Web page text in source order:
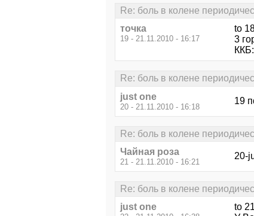
Re: боль в колене
точка
19 - 21.11.2010 - 16:17
to
3
Re: боль в колене
just one
20 - 21.11.2010 - 16:18
19
Re: боль в колене
Чайная роза
21 - 21.11.2010 - 16:21
20-
Re: боль в колене
just one
to